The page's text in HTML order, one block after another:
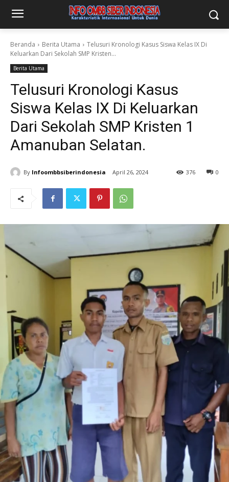
Beranda Berita Utama
Telusuri Kronologi Kasus Siswa Kelas IX Di
Keluarkan Dari Sekolah SMP Kristen...
Berita Utama
Telusuri Kronologi Kasus
Siswa Kelas IX Di Keluarkan
Dari Sekolah SMP Kristen 1
Amanuban Selatan.
By Infoombbsiberindonesia April 26, 2024 0
376